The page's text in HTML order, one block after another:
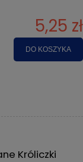
5,25 zł
DO KOSZYKA
Króliczki